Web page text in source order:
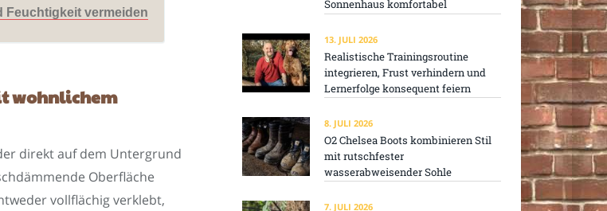
Feuchtigkeit vermeiden
wohnlichem
direkt auf dem Untergrund
Oberfläche
vollflächig verklebt,
Sonnenhaus komfortabel
13. JULI 2026
Realistische Trainingsroutine
integrieren, Frust verhindern und
Lernerfolge konsequent feiern
8. JULI 2026
O2 Chelsea Boots kombinieren Stil
mit rutschfester
wasserabweisender Sohle
7. JULI 2026